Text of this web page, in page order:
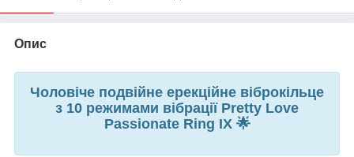
Опис
Чоловіче подвійне ерекційне віброкільце
з 10 режимами вібрації Pretty Love
Passionate Ring IX 🌟